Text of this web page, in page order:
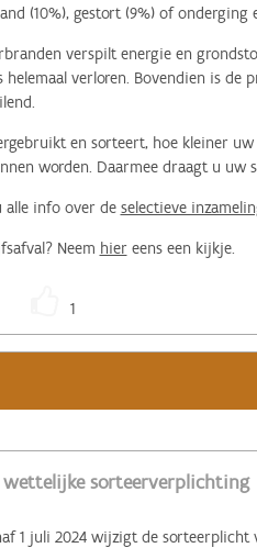
(10%), gestort (9%) of onderging
verspilt energie en
verloren. Bovendien is de
en sorteert, hoe kleiner
worden. Daarmee draagt u uw
alle info over de selectieve
Neem hiereens een kijkje.
1
wettelijke sorteerverplichting